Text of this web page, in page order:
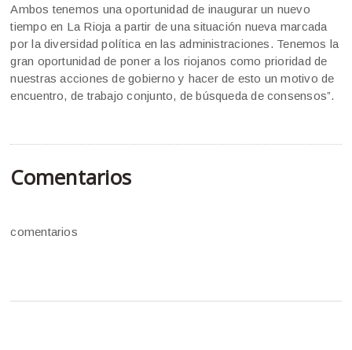
Ambos tenemos una oportunidad de inaugurar un nuevo
tiempo en La Rioja a partir de una situación nueva marcada
por la diversidad política en las administraciones. Tenemos la
gran oportunidad de poner a los riojanos como prioridad de
nuestras acciones de gobierno y hacer de esto un motivo de
encuentro, de trabajo conjunto, de búsqueda de consensos”.
Comentarios
comentarios